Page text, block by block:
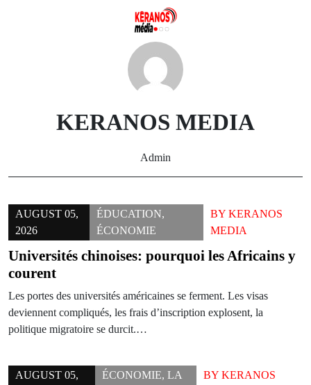
KERANOS MEDIA
Admin
AUGUST 05,
2026
ÉDUCATION,
ÉCONOMIE
BY KERANOS
MEDIA
Universités chinoises: pourquoi les Africains y
courent
Les portes des universités américaines se ferment. Les visas
deviennent compliqués, les frais d’inscription explosent, la
politique migratoire se durcit.…
AUGUST 05,
ÉCONOMIE, LA
BYKERANOS